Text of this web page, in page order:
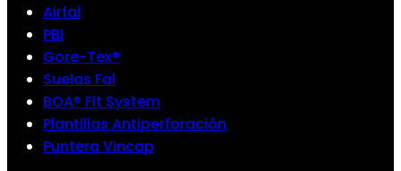
Airfal
PBI
Gore-Tex®
Suelas Fal
BOA® Fit System
Plantillas Antiperforación
Puntera Vincap